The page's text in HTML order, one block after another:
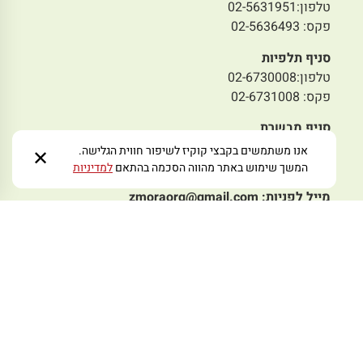
טלפון:02-5631951
פקס: 02-5636493
סניף תלפיות
טלפון:02-6730008
פקס: 02-6731008
סניף מבשרת
טלפון: 02-5797978
פקס: 02-5445233
מייל לפניות:zmoraorg@gmail.com
אנו משתמשים בקבצי קוקיז לשיפור חווית הגלישה.
המשך שימוש באתר מהווה הסכמה בהתאםלמדיניות ✕